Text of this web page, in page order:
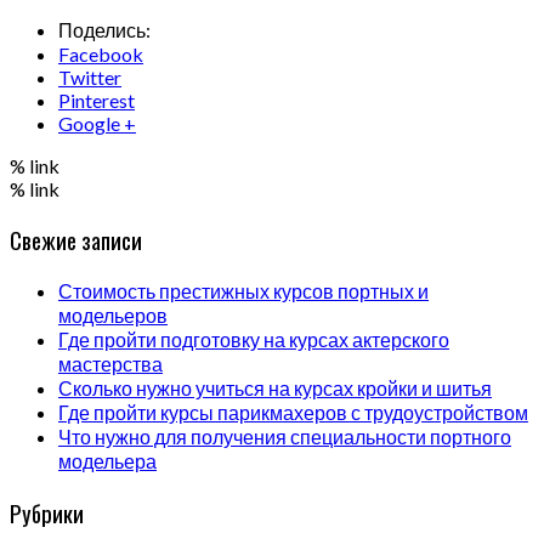
Поделись:
Facebook
Twitter
Pinterest
Google +
% link
% link
Свежие записи
Стоимость престижных курсов портных и
модельеров
Где пройти подготовку на курсах актерского
мастерства
Сколько нужно учиться на курсах кройки и шитья
Где пройти курсы парикмахеров с трудоустройством
Что нужно для получения специальности портного
модельера
Рубрики